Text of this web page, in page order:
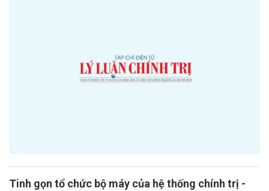
Tinh gọn tổ chức bộ máy của hệ thống chính trị -